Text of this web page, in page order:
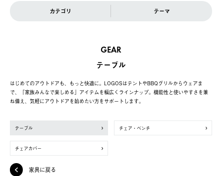
カテゴリ テーマ
GEAR
テーブル
はじめてのアウトドアも、もっと快適に。LOGOSはテントやBBQグリルからウェアま
で、「家族みんなで楽しめる」アイテムを幅広くラインナップ。機能性と使いやすさを兼
ね備え、気軽にアウトドアを始めたい方をサポートします。
テーブル チェア・ベンチ
チェアカバー
家具に戻る